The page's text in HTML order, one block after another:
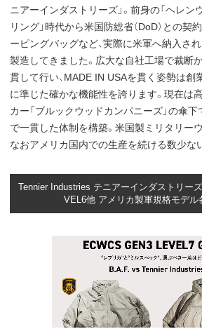
ニアーインダストリーズ」。前身の「ヘレ
リング」時代から米国防総省（DoD）との契
ーピングバッグなど、実際に米軍へ納入さ
製造してきました。広大な自社工場で裁断
貫して行い、MADE IN USAを貫く姿勢は創
に準じた確かな機能性を誇ります。現在は
カー「ブルックウッドカンパニーズ」の傘下
で一貫した体制を構築。米国製ミリタリー
なおアメリカ国内での生産を続ける数少な
Tennier Industries テニアーインダストリー
VEL6他 アメリカ製軍規格モデル